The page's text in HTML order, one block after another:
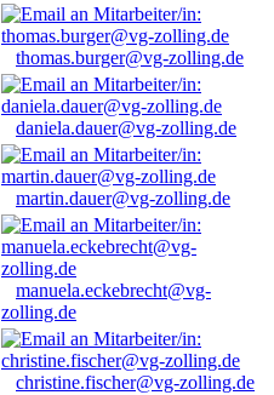
thomas.burger@vg-zolling.de
daniela.dauer@vg-zolling.de
martin.dauer@vg-zolling.de
manuela.eckebrecht@vg-
zolling.de
christine.fischer@vg-zolling.de